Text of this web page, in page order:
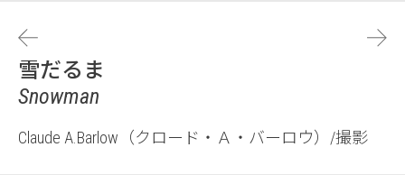
雪だるま
Snowman
Claude A.Barlow（クロード・Ａ・バーロウ）/撮影